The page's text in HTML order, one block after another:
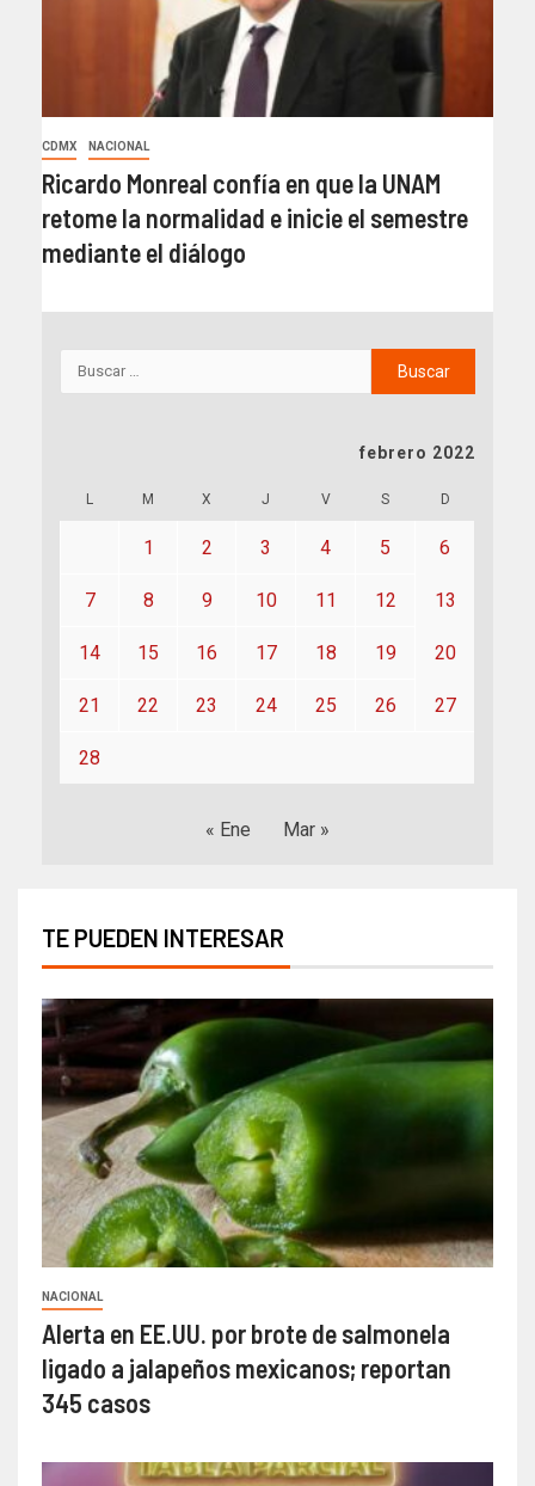
CDMX NACIONAL
Ricardo Monreal confía en que la UNAM
retome la normalidad e inicie el semestre
mediante el diálogo
febrero 2022
L M X J V S D
1 2 3 4 5 6
7 8 9 10 11 12 13
14 15 16 17 18 19 20
21 22 23 24 25 26 27
28
« Ene Mar »
TE PUEDEN INTERESAR
NACIONAL
Alerta en EE.UU. por brote de salmonela
ligado a jalapeños mexicanos; reportan
345 casos